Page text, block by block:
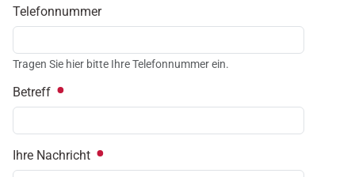
Telefonnummer
Tragen Sie hier bitte Ihre Telefonnummer ein.
Betreff
Ihre Nachricht